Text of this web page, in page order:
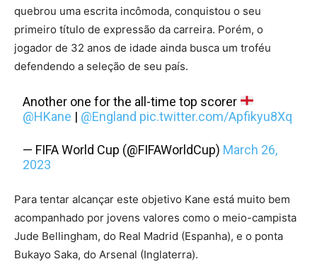
quebrou uma escrita incômoda, conquistou o seu
primeiro título de expressão da carreira. Porém, o
jogador de 32 anos de idade ainda busca um troféu
defendendo a seleção de seu país.
Another one for the all-time top scorer
@HKane | @England pic.twitter.com/Apfikyu8Xq
— FIFA World Cup (@FIFAWorldCup) March 26,
2023
Para tentar alcançar este objetivo Kane está muito bem
acompanhado por jovens valores como o meio-campista
Jude Bellingham, do Real Madrid (Espanha), e o ponta
Bukayo Saka, do Arsenal (Inglaterra).